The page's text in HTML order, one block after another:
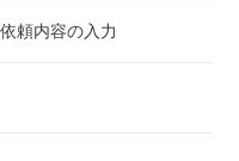
頼内容の入力